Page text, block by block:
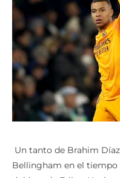
Un tanto de Brahim
Bellingham en el tiempo